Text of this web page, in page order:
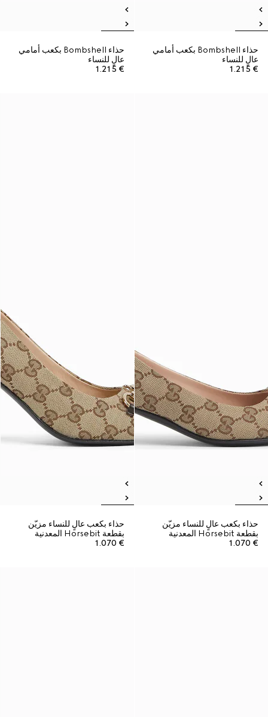
حذاء Bombshell بكعب أمامي
عالٍ للنساء
€ 1.215
حذاء Bombshell بكعب أمامي
عالٍ للنساء
€ 1.215
حذاء بكعب عالٍ للنساء مزيّن
بقطعة Horsebit المعدنية
€ 1.070
حذاء بكعب عالٍ للنساء مزيّن
بقطعة Horsebit المعدنية
€ 1.070